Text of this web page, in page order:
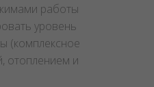
работы
уровень
(комплексное
отоплением и